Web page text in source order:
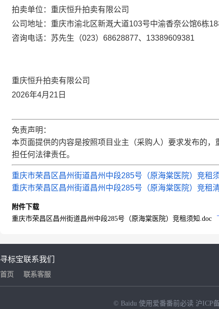
拍卖单位：重庆恒升拍卖有限公司
公司地址：重庆市渝北区新溉大道103号中渝香奈公馆6栋
咨询电话：苏先生（023）68628877、13389609381
重庆恒升拍卖有限公司
2026年4月21日
免责声明：
本页面提供的内容是按照项目业主（采购人）要求发布的
担任何法律责任。
重庆市荣昌区昌州街道昌州中段285号（原海棠医院）竞租
重庆市荣昌区昌州街道昌州中段285号（原海棠医院）竞租
附件下载
重庆市荣昌区昌州街道昌州中段285号（原海棠医院）竞租须知.doc
寻标宝
首页
联系我们
联系客服
© Baidu 使用爱番番前必读 沪ICP